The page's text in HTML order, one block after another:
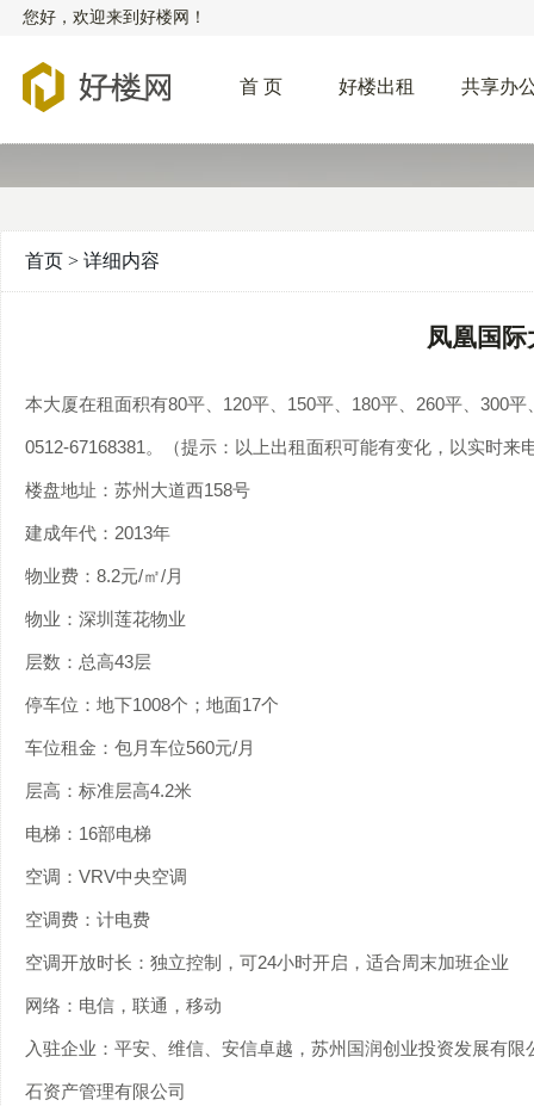
您好，欢迎来到好楼网！
首 页 好楼出租 共享办
首页 > 详细内容
凤凰国际
本大厦在租面积有80平、120平、150平、180平、260平、300
0512-67168381。（提示：以上出租面积可能有变化，以实时来
楼盘地址：苏州大道西158号
建成年代：2013年
物业费：8.2元/㎡/月
物业：深圳莲花物业
层数：总高43层
停车位：地下1008个；地面17个
车位租金：包月车位560元/月
层高：标准层高4.2米
电梯：16部电梯
空调：VRV中央空调
空调费：计电费
空调开放时长：独立控制，可24小时开启，适合周末加班企业
网络：电信，联通，移动
入驻企业：平安、维信、安信卓越，苏州国润创业投资发展有
石资产管理有限公司